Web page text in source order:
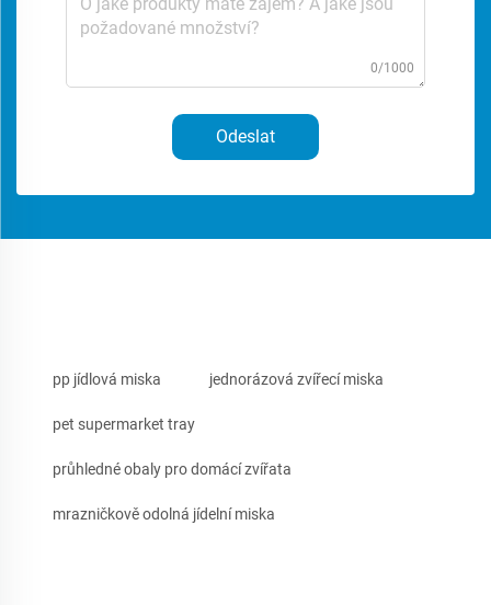
0/1000
Odeslat
pp jídlová miska jednorázová zvířecí miska
pet supermarket tray
průhledné obaly pro domácí zvířata
mrazničkově odolná jídelní miska